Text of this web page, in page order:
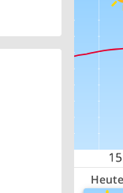
Heute